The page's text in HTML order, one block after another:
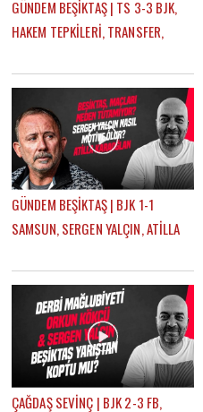
GÜNDEM BEŞİKTAŞ | TS 3-3 BJK,
HAKEM TEPKİLERİ, TRANSFER,
ÇAĞDAŞ SEVİNÇ
GÜNDEM BEŞİKTAŞ | BJK 1-1
SAMSUN, SERGEN YALÇIN, ATİLLA
ÇAĞDAŞ SEVİNÇ
ÇAĞDAŞ SEVİNÇ | BJK 2-3 FB,